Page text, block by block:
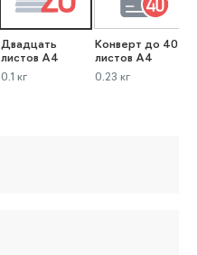
Двадцать
листов А4
0.1 кг
Конверт до 40
листов А4
0.23 кг